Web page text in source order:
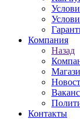
Компания
Назад
Контакты